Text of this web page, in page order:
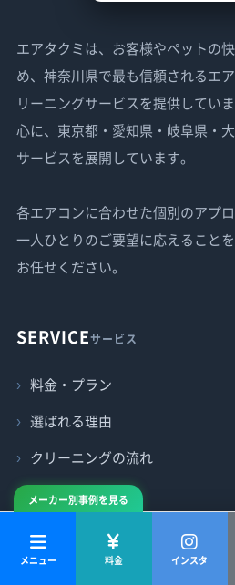
メーカー別事例を見る
メニュー 料金 インスタ
エアタクミは、お客様やペットの
め、神奈川県で最も信頼されるエア
リーニングサービスを提供してい
心に、東京都・愛知県・岐阜県・
サービスを展開しています。
各エアコンに合わせた個別のアプ
一人ひとりのご要望に応えること
お任せください。
SERVICEサービス
料金・プラン
選ばれる理由
クリーニングの流れ
対応エリア
よくあるご質問
エアタクミ公式アプリ